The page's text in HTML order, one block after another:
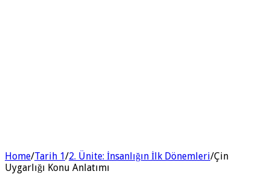
Home/Tarih 1/2. Ünite: İnsanlığın İlk Dönemleri/Çin
Uygarlığı Konu Anlatımı